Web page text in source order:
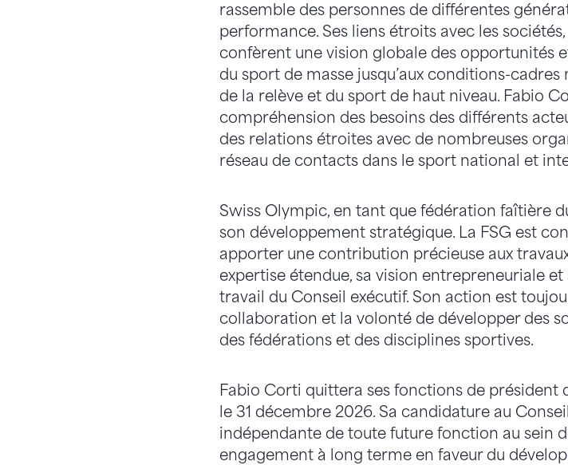
rassemble des personnes de différentes
performance. Ses liens étroits avec les
confèrent une vision globale des opportunités
du sport de masse jusqu’aux conditions-
de la relève et du sport de haut niveau. Fabio
compréhension des besoins des différents
des relations étroites avec de nombreuses
réseau de contacts dans le sport national et
Swiss Olympic, en tant que fédération faîtière
son développement stratégique. La FSG est
apporter une contribution précieuse aux
expertise étendue, sa vision entrepreneuriale
travail du Conseil exécutif. Son action est
collaboration et la volonté de développer des
des fédérations et des disciplines sportives.
Fabio Corti quittera ses fonctions de président
le 31 décembre 2026. Sa candidature au
indépendante de toute future fonction au sein
engagement à long terme en faveur du